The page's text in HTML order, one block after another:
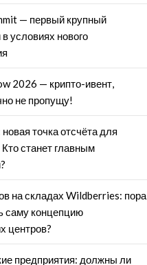
— первый крупный
условиях нового
2026 — крипто-ивент,
не пропущу!
точка отсчёта для
станет главным
на складах Wildberries: пора
саму концепцию
центров?
предприятия: должны ли